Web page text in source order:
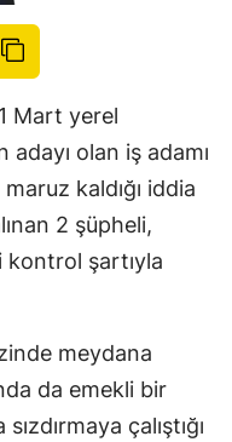
Mart yerel
olan iş adamı
kaldığı iddia
2 şüpheli,
kontrol şartıyla
meydana
da emekli bir
çalıştığı